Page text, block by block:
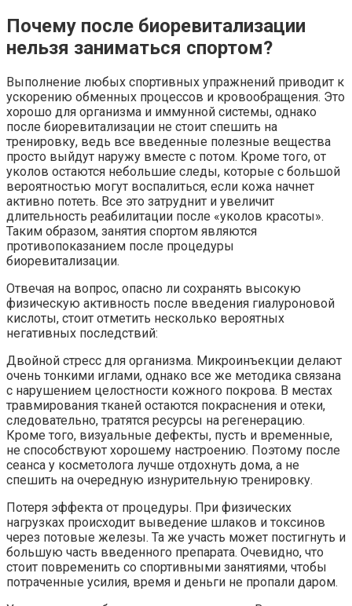
Почему после биоревитализации
нельзя заниматься спортом?
Выполнение любых спортивных упражнений приводит к
ускорению обменных процессов и кровообращения. Это
хорошо для организма и иммунной системы, однако
после биоревитализации не стоит спешить на
тренировку, ведь все введенные полезные вещества
просто выйдут наружу вместе с потом. Кроме того, от
уколов остаются небольшие следы, которые с большой
вероятностью могут воспалиться, если кожа начнет
активно потеть. Все это затруднит и увеличит
длительность реабилитации после «уколов красоты».
Таким образом, занятия спортом являются
противопоказанием после процедуры
биоревитализации.
Отвечая на вопрос, опасно ли сохранять высокую
физическую активность после введения гиалуроновой
кислоты, стоит отметить несколько вероятных
негативных последствий:
Двойной стресс для организма. Микроинъекции делают
очень тонкими иглами, однако все же методика связана
с нарушением целостности кожного покрова. В местах
травмирования тканей остаются покраснения и отеки,
следовательно, тратятся ресурсы на регенерацию.
Кроме того, визуальные дефекты, пусть и временные,
не способствуют хорошему настроению. Поэтому после
сеанса у косметолога лучше отдохнуть дома, а не
спешить на очередную изнурительную тренировку.
Потеря эффекта от процедуры. При физических
нагрузках происходит выведение шлаков и токсинов
через потовые железы. Та же участь может постигнуть и
большую часть введенного препарата. Очевидно, что
стоит повременить со спортивными занятиями, чтобы
потраченные усилия, время и деньги не пропали даром.